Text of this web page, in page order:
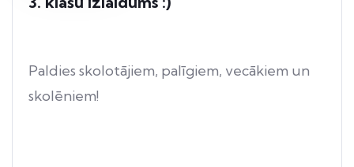
Paldies skolotājiem, palīgiem, vecākiem un
skolēniem!